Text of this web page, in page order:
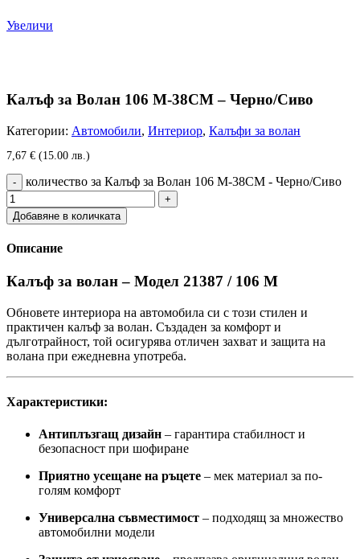
Увеличи
Калъф за Волан 106 М-38СМ – Черно/Сиво
Категории: Автомобили, Интериор, Калъфи за волан
7,67 € (15.00 лв.)
количество за Калъф за Волан 106 М-38СМ - Черно/Сиво
Добавяне в количката
Описание
Калъф за волан – Модел 21387 / 106 M
Обновете интериора на автомобила си с този стилен и
практичен калъф за волан. Създаден за комфорт и
дълготрайност, той осигурява отличен захват и защита на
волана при ежедневна употреба.
Характеристики:
Антиплъзгащ дизайн – гарантира стабилност и
безопасност при шофиране
Приятно усещане на ръцете – мек материал за по-
голям комфорт
Универсална съвместимост – подходящ за множество
автомобилни модели